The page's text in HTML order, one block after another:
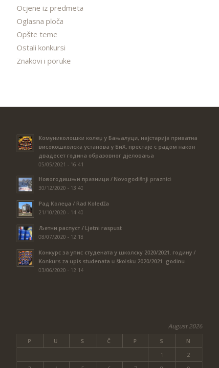
Ocjene iz predmeta
Oglasna ploča
Opšte teme
Ostali konkursi
Znakovi i poruke
Комуниколошки колеџ у Бањалуци, најстарија приватна
високошколска установа у БиХ, престаје с радом након
двадесет година образовног дјеловања
05/05/2021 - 16:41
Новогодишњи празници / Novogodišnji praznici
30/12/2020 - 13:40
Рад Колеџа / Rad Koledža
21/10/2020 - 14:40
Љетни распуст / Ljetni raspust
08/07/2020 - 12:18
Конкурс за упис студената у школску 2020/2021. годину /
Konkurs za upis studenata u školsku 2020/2021. godinu
03/06/2020 - 12:14
August 2026
P U S Č P S N
1
2